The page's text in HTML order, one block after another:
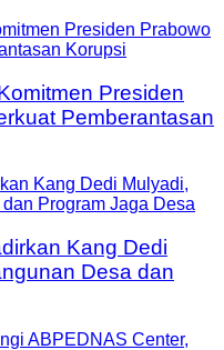
Presiden
Pemberantasan
Kang Dedi
Desa dan